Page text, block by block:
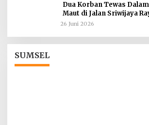
Dua Korban Tewas
Maut di Jalan Sriwijaya
26 Juni 2026
SUMSEL
Operasional Galian Tanpa
Jembatan Sei Siarak, Desa
Di Berita, Sumsel